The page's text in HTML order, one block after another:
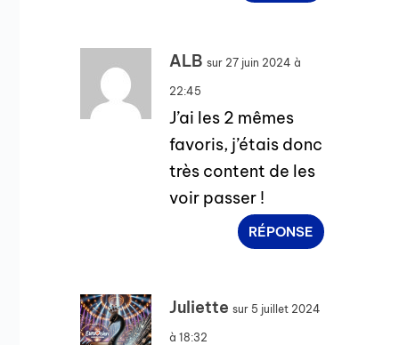
ALB sur 27 juin 2024 à
22:45
J’ai les 2 mêmes
favoris, j’étais donc
très content de les
voir passer !
RÉPONSE
Juliette sur 5 juillet 2024
à 18:32